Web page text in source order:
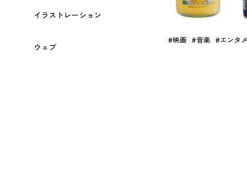
イラストレーション
ウェブ
#映画 #音楽 #エンタメ